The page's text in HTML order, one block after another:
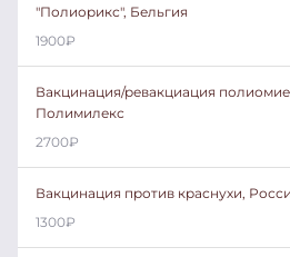
"Полиорикс", Бельгия
1900₽
Вакцинация/ревакциация
Полимилекс
2700₽
Вакцинация против краснухи,
1300₽